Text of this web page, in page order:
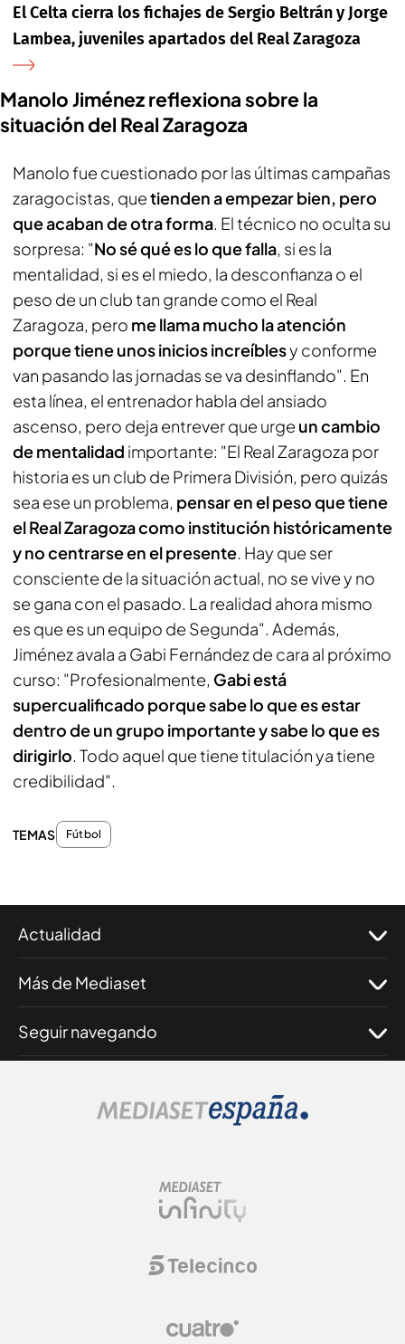
El Celta cierra los fichajes de Sergio Beltrán y Jorge
Lambea, juveniles apartados del Real Zaragoza
Manolo Jiménez reflexiona sobre la
situación del Real Zaragoza
Manolo fue cuestionado por las últimas campañas
zaragocistas, quetienden a empezar bien, pero
que acaban de otra forma. El técnico no oculta su
sorpresa: "No sé qué es lo que falla, si es la
mentalidad, si es el miedo, la desconfianza o el
peso de un club tan grande como el Real
Zaragoza, pero me llama mucho la atención
porque tiene unos inicios increíblesy conforme
van pasando las jornadas se va desinflando". En
esta línea, el entrenador habla del ansiado
ascenso, pero deja entrever que urge un cambio
de mentalidad importante: "El Real Zaragoza por
historia es un club de Primera División, pero quizás
sea ese un problema, pensar en el peso que tiene
el Real Zaragoza como institución históricamente
y no centrarse en el presente. Hay que ser
consciente de la situación actual, no se vive y no
se gana con el pasado. La realidad ahora mismo
es que es un equipo de Segunda". Además,
Jiménez avala a Gabi Fernández de cara al próximo
curso: "Profesionalmente, Gabi está
supercualificado porque sabe lo que es estar
dentro de un grupo importante y sabe lo que es
dirigirlo. Todo aquel que tiene titulación ya tiene
credibilidad".
TEMAS Fútbol
Actualidad
Más de Mediaset
Seguir navegando